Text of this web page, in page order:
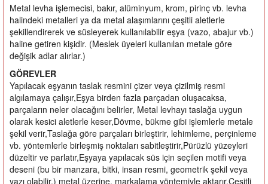
Metal levha işlemecisi, bakır, alüminyum, krom, pirinç vb. levha
halindeki metalleri ya da metal alaşımlarını çeşitli aletlerle
şekillendirerek ve süsleyerek kullanılabilir eşya (vazo, abajur vb.)
haline getiren kişidir. (Meslek üyeleri kullanılan metale göre
değişik adlar alırlar.)
GÖREVLER
Yapılacak eşyanın taslak resmini çizer veya çizilmiş resmi
algılamaya çalışır,Eşya birden fazla parçadan oluşacaksa,
parçaların neler olacağını belirler, Metal levhayı taslağa uygun
olarak kesici aletlerle keser,Dövme, bükme gibi işlemlerle metale
şekil verir,Taslağa göre parçaları birleştirir, lehimleme, perçinleme
vb. yöntemlerle birleşmiş noktaları sabitleştirir,Pürüzlü yüzeyleri
düzeltir ve parlatır,Eşyaya yapılacak süs için seçilen motifi veya
deseni (bu bir manzara, bitki, insan resmi, geometrik şekil veya
yazı olabilir.) metal üzerine, markalama yöntemiyle aktarır,Çeşitli